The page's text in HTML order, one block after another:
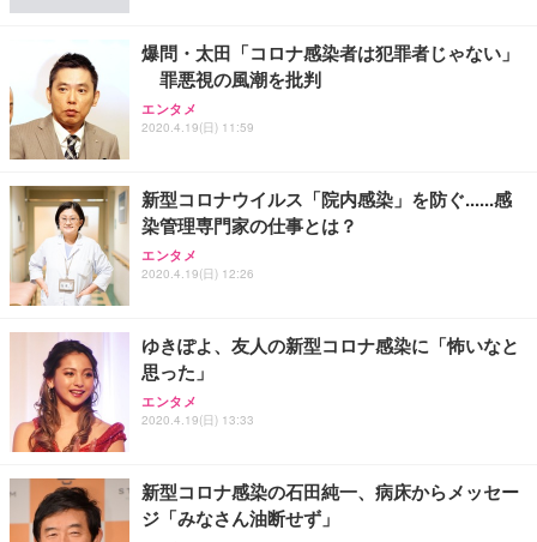
務用 おしゃれ パソコンチェア (ホワイト)
ANDWINT オフィスチェア デスクチェア 肘なし メ
ッシュ 通気性 ランバーサポート付き 腰サポート ガ
ス圧無段階昇降 360度回転 キャスター付き コンパク
【MiniLED/24.5inch/280Hz/FHD】GRAPHT THE S
HOOTER Gaming Monitor 24” Essential ゲーミン
グモニター QD 24.5インチ 1ms FHD 量子ドット 残
アイリスオーヤマ ペットシーツ 超厚型 お徳用 レギ
ュラー 200枚入【Amazon.co.jp限定】
爆問・太田「コロナ感染者は犯罪者じゃない」
罪悪視の風潮を批判
エンタメ
2020.4.19(日) 11:59
新型コロナウイルス「院内感染」を防ぐ......感
染管理専門家の仕事とは？
エンタメ
2020.4.19(日) 12:26
ゆきぽよ、友人の新型コロナ感染に「怖いなと
思った」
エンタメ
2020.4.19(日) 13:33
新型コロナ感染の石田純一、病床からメッセー
ジ「みなさん油断せず」